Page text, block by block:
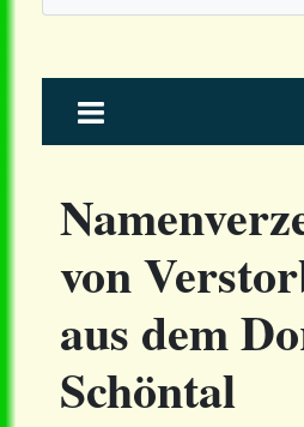
to
von
aus dem
Schöntal